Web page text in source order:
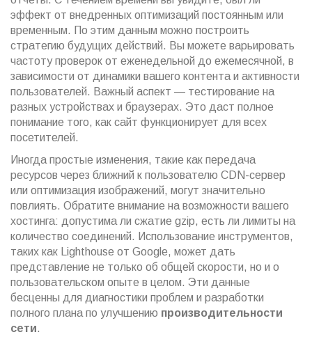
эффект от внедренных оптимизаций постоянным или
временным. По этим данным можно построить
стратегию будущих действий. Вы можете варьировать
частоту проверок от еженедельной до ежемесячной, в
зависимости от динамики вашего контента и активности
пользователей. Важный аспект — тестирование на
разных устройствах и браузерах. Это даст полное
понимание того, как сайт функционирует для всех
посетителей.
Иногда простые изменения, такие как передача
ресурсов через ближний к пользователю CDN-сервер
или оптимизация изображений, могут значительно
повлиять. Обратите внимание на возможности вашего
хостинга: допустима ли сжатие gzip, есть ли лимиты на
количество соединений. Использование инструментов,
таких как Lighthouse от Google, может дать
представление не только об общей скорости, но и о
пользовательском опыте в целом. Эти данные
бесценны для диагностики проблем и разработки
полного плана по улучшению производительности
сети.